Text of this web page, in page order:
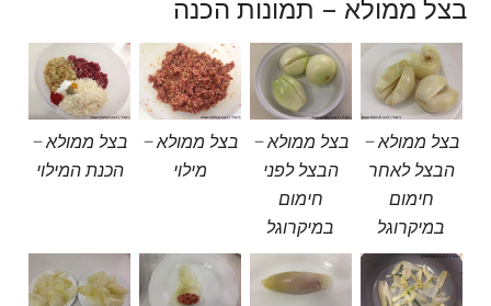
בצל ממולא – תמונות הכנה
בצל ממולא –
הכנת המילוי
בצל ממולא –
מילוי
בצל ממולא –
הבצל לפני
חימום
במיקרוגל
בצל ממולא –
הבצל לאחר
חימום
במיקרוגל